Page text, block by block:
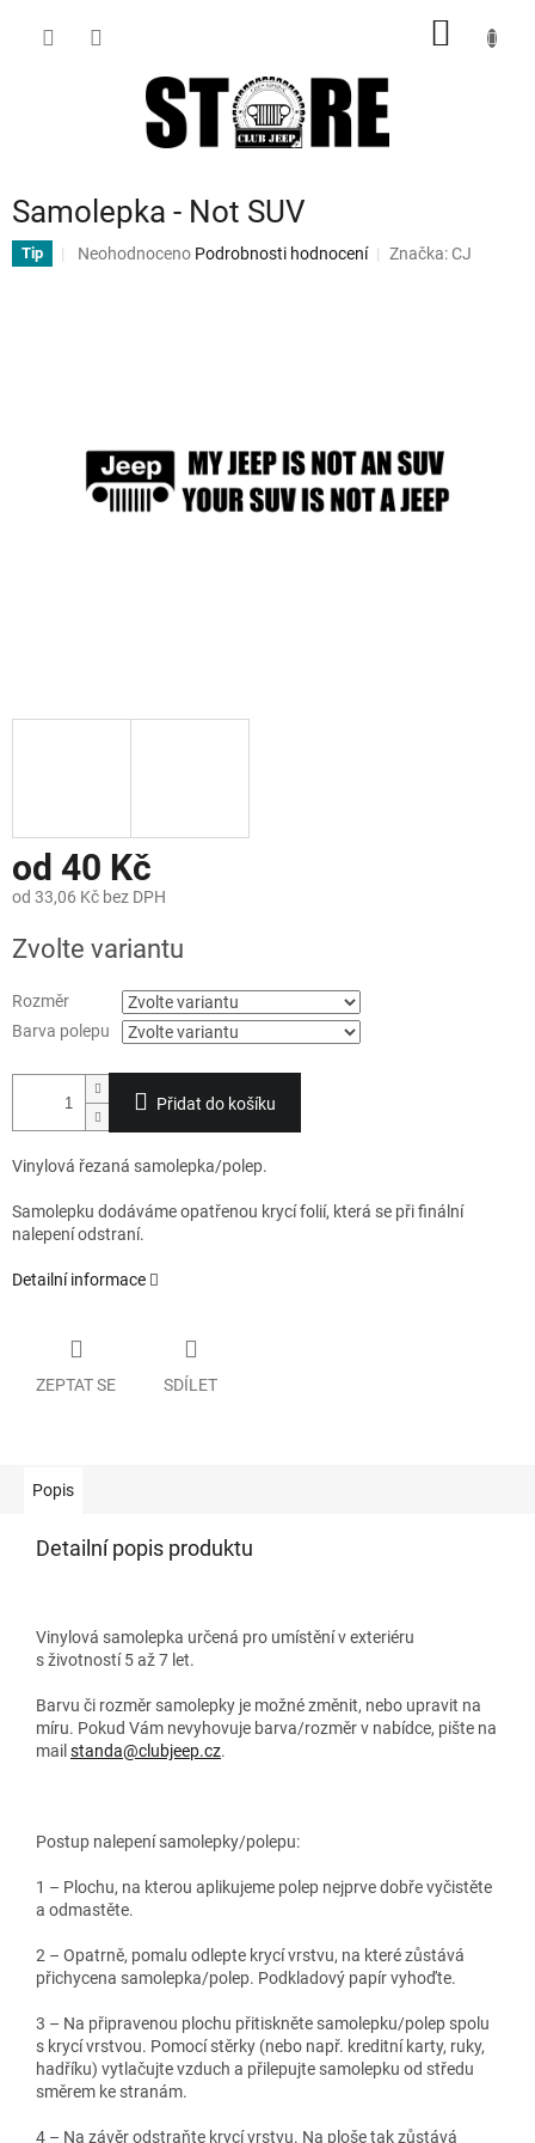
Samolepka - Not SUV
Tip
Průměrné
Neohodnoceno Podrobnosti hodnocení Značka:CJ
od 40 Kč
od 33,06 Kč bez DPH
cena:
Zvolte variantu
Rozměr
Barva polepu
Přidat do košíku
Vinylová řezaná samolepka/polep.
Samolepku dodáváme opatřenou krycí folií, která se při finální
nalepení odstraní.
Detailní informace
ZEPTAT SE SDÍLET
Popis
Detailní popis produktu
Vinylová samolepka určená pro umístění v exteriéru
s životností 5 až 7 let.
Barvu či rozměr samolepky je možné změnit, nebo upravit na
míru. Pokud Vám nevyhovuje barva/rozměr v nabídce, pište na
mail standa@clubjeep.cz.
Postup nalepení samolepky/polepu:
1 – Plochu, na kterou aplikujeme polep nejprve dobře vyčistěte
a odmastěte.
2 – Opatrně, pomalu odlepte krycí vrstvu, na které zůstává
přichycena samolepka/polep. Podkladový papír vyhoďte.
3 – Na připravenou plochu přitiskněte samolepku/polep spolu
s krycí vrstvou. Pomocí stěrky (nebo např. kreditní karty, ruky,
hadříku) vytlačujte vzduch a přilepujte samolepku od středu
směrem ke stranám.
4 – Na závěr odstraňte krycí vrstvu. Na ploše tak zůstává